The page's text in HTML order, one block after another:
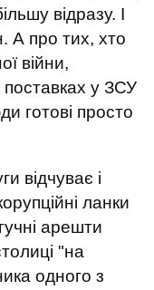
відразу. І
А про тих, хто
війни,
поставках у ЗСУ
готові просто
відчуває і
ланки
арешти
"на
одного з